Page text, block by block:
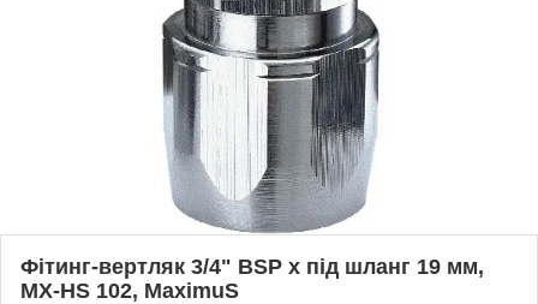
Фітинг-вертляк 3/4" BSP х під шланг 19 мм,
MX-HS 102, MaximuS